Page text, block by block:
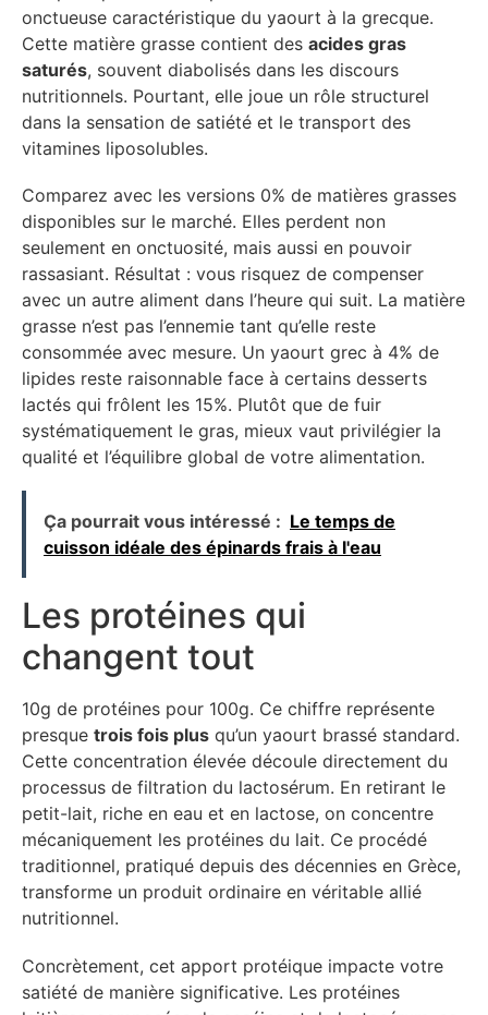
onctueuse caractéristique du yaourt à la grecque.
Cette matière grasse contient des acides gras
saturés, souvent diabolisés dans les discours
nutritionnels. Pourtant, elle joue un rôle structurel
dans la sensation de satiété et le transport des
vitamines liposolubles.
Comparez avec les versions 0% de matières grasses
disponibles sur le marché. Elles perdent non
seulement en onctuosité, mais aussi en pouvoir
rassasiant. Résultat : vous risquez de compenser
avec un autre aliment dans l’heure qui suit. La matière
grasse n’est pas l’ennemie tant qu’elle reste
consommée avec mesure. Un yaourt grec à 4% de
lipides reste raisonnable face à certains desserts
lactés qui frôlent les 15%. Plutôt que de fuir
systématiquement le gras, mieux vaut privilégier la
qualité et l’équilibre global de votre alimentation.
Ça pourrait vous intéressé : Le temps de
cuisson idéale des épinards frais à l'eau
Les protéines qui
changent tout
10g de protéines pour 100g. Ce chiffre représente
presque trois fois plus qu’un yaourt brassé standard.
Cette concentration élevée découle directement du
processus de filtration du lactosérum. En retirant le
petit-lait, riche en eau et en lactose, on concentre
mécaniquement les protéines du lait. Ce procédé
traditionnel, pratiqué depuis des décennies en Grèce,
transforme un produit ordinaire en véritable allié
nutritionnel.
Concrètement, cet apport protéique impacte votre
satiété de manière significative. Les protéines